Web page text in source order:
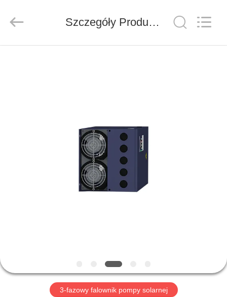
WYCIECZKA
SKONTAKTUJ
Ltd..
Szczegóły Produktu
3-fazowy falownik pompy solarnej